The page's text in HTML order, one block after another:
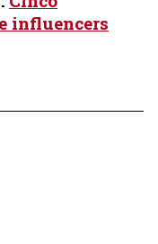
influencers